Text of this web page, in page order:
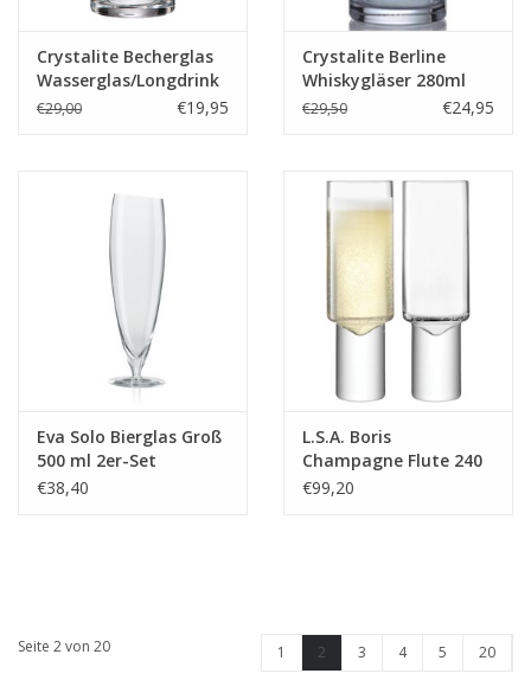
Crystalite Becherglas
Wasserglas/Longdrink
Classic 470ml
€29,00 €19,95
Crystalite Berline
Whiskygläser 280ml
€29,50 €24,95
Eva Solo Bierglas Groß
500 ml 2er-Set
€38,40
L.S.A. Boris
Champagne Flute 240
ml Set van 2 Stuks
€99,20
Seite 2 von 20 1 2 3 4 5 20